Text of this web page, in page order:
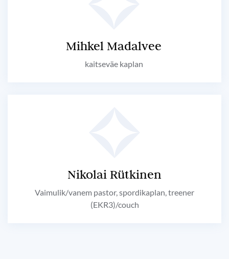
Mihkel Madalvee
kaitseväe kaplan
Nikolai Rütkinen
Vaimulik/vanem pastor, spordikaplan, treener
(EKR3)/couch